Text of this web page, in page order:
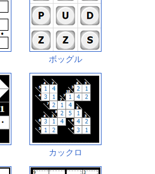
ボッグル
カックロ